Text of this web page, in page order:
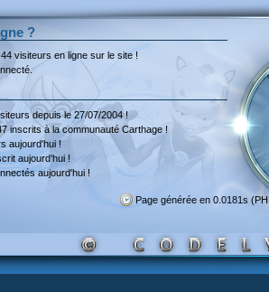
?
44 visiteurs en ligne sur le site !
depuis le 27/07/2004 !
inscritsà la communauté Carthage !
aujourd'hui !
aujourd'hui !
aujourd'hui !
Page générée en 0.0181s